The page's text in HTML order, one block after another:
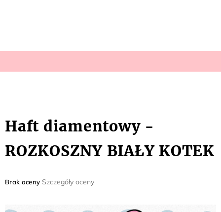
Haft diamentowy -
ROZKOSZNY BIAŁY KOTEK
Średnia
Brak oceny Szczegóły oceny